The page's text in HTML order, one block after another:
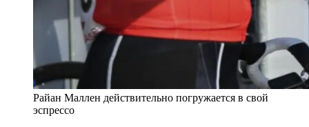
Райан Маллен действительно погружается в свой
эспрессо